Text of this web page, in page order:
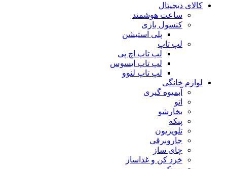
کالای دیجیتال
ساعت هوشمند
کنسول بازی
پلی استیشن
لپ تاپ
لپ تاپ اچ پی
لپ تاپ ایسوس
لپ تاپ لنوو
لوازم خانگی
آبمیوه گیری
اتو
بخارشو
پنکه
تلویزیون
جاروبرقی
چای ساز
خرد کن و غذاساز